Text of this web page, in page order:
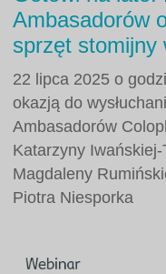
Ambasadorów
sprzęt stomijny
22 lipca 2025 o
okazją do
Ambasadorów
Katarzyny
Magdaleny
Piotra Niesporka